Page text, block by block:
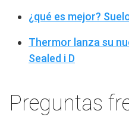
¿qué es mejor?
Thermor lanza su
Sealed i D
Preguntas